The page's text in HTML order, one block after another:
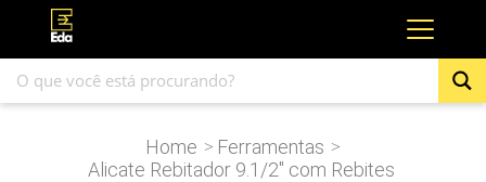
Home > Ferramentas >
Alicate Rebitador 9.1/2″ com Rebites